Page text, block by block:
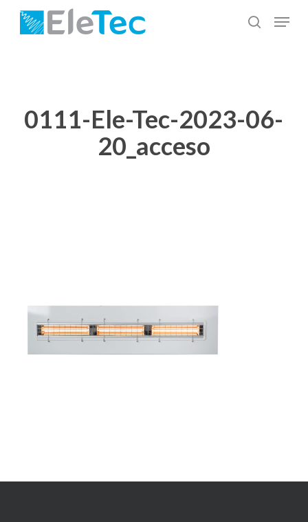
Salta
cerca
Menu
0111-Ele-Tec-2023-06-
20_acceso